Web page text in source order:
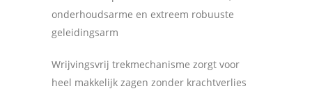
onderhoudsarme en extreem robuuste
geleidingsarm
Wrijvingsvrij trekmechanisme zorgt voor
heel makkelijk zagen zonder krachtverlies